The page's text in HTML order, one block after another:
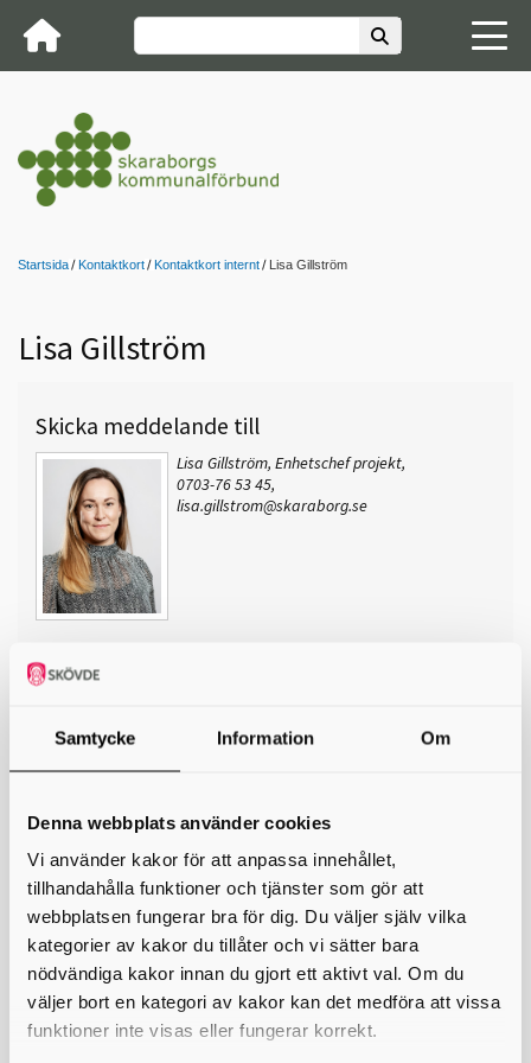
Samtycke Information Om
Denna webbplats använder cookies
Vi använder kakor för att anpassa innehållet,
tillhandahålla funktioner och tjänster som gör att
webbplatsen fungerar bra för dig. Du väljer själv vilka
kategorier av kakor du tillåter och vi sätter bara
nödvändiga kakor innan du gjort ett aktivt val. Om du
väljer bort en kategori av kakor kan det medföra att vissa
funktioner inte visas eller fungerar korrekt.
Startsida Kontaktkort Kontaktkort internt Lisa Gillström
Lisa Gillström
Skicka meddelande till
Lisa Gillström, Enhetschef projekt,
0703-76 53 45,
lisa.gillstrom@skaraborg.se
Telefon
*Ämne
*Meddelande